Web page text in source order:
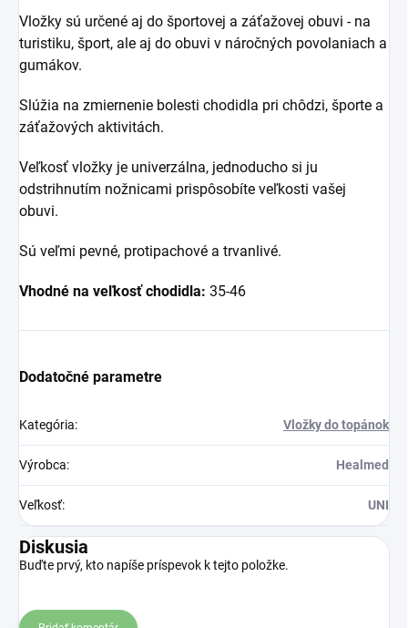
Vložky sú určené aj do športovej a záťažovej obuvi - na
turistiku, šport, ale aj do obuvi v náročných povolaniach a
gumákov.
Slúžia na zmiernenie bolesti chodidla pri chôdzi, športe a
záťažových aktivitách.
Veľkosť vložky je univerzálna, jednoducho si ju
odstrihnutím nožnicami prispôsobíte veľkosti vašej
obuvi.
Sú veľmi pevné, protipachové a trvanlivé.
Vhodné na veľkosť chodidla: 35-46
Dodatočné parametre
Kategória: Vložky do topánok
Výrobca: Healmed
Veľkosť: UNI
Diskusia
Buďte prvý, kto napíše príspevok k tejto položke.